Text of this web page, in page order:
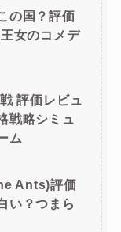
の国？評価
女のコメデ
評価レビュ
戦略シミュ
ム
Ants)評価
い？つまら